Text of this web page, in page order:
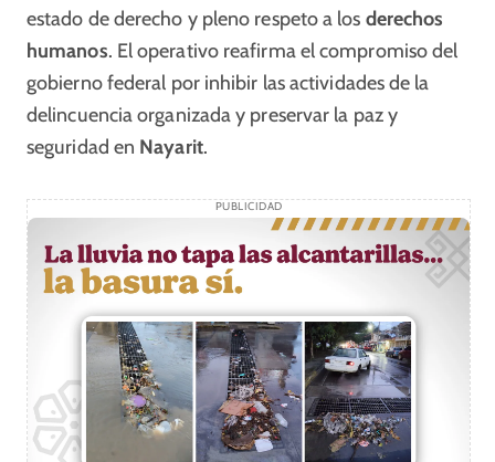
estado de derecho y pleno respeto a los derechos
humanos. El operativo reafirma el compromiso del
gobierno federal por inhibir las actividades de la
delincuencia organizada y preservar la paz y
seguridad en Nayarit.
PUBLICIDAD